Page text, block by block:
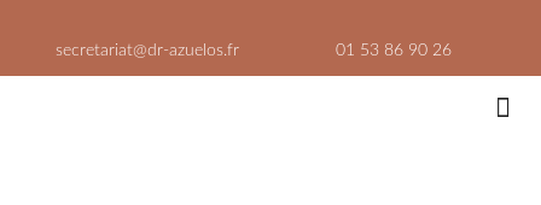
secretariat@dr-azuelos.fr 01 53 86 90 26